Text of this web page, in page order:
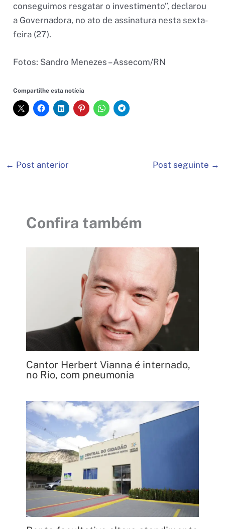
conseguimos resgatar o investimento”, declarou
a Governadora, no ato de assinatura nesta sexta-
feira (27).
Fotos: Sandro Menezes – Assecom/RN
Compartilhe esta notícia
← Post anterior Post seguinte →
Confira também
Cantor Herbert Vianna é internado,
no Rio, com pneumonia